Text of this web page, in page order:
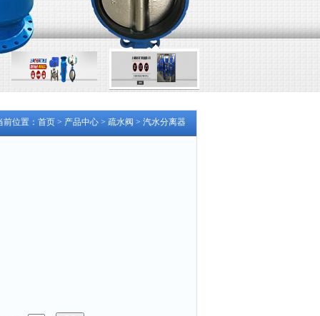
前位置： 首页 > 产品中心 > 疏水阀 > 汽水分离器